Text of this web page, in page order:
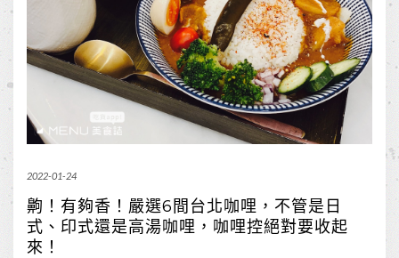
2022-01-24
齁！有夠香！嚴選6間台北咖哩，不管是日
式、印式還是高湯咖哩，咖哩控絕對要收起
來！